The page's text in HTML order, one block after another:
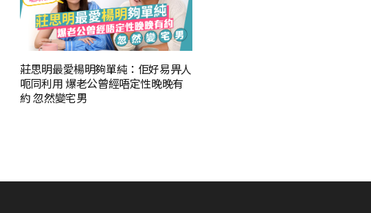
莊思明最愛楊明夠單純：佢好易畀人
呃同利用 爆老公曾經唔定性晚晚有
約 忽然變宅男